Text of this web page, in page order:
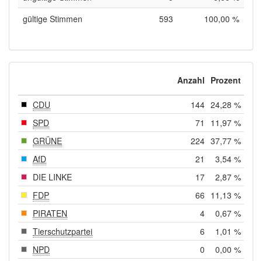
gültige Stimmen
593 100,00 %
Anzahl Prozent
CDU 144 24,28 %
SPD
71
11,97 %
GRÜNE
224 37,77 %
AfD
21
3,54 %
DIE LINKE
17
2,87 %
FDP
66 11,13 %
PIRATEN
4
0,67 %
Tierschutzpartei
6
1,01 %
NPD
0
0,00 %